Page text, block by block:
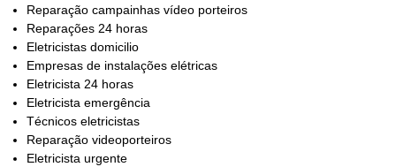
Reparação campainhas vídeo porteiros
Reparações 24 horas
Eletricistas domicilio
Empresas de instalações elétricas
Eletricista 24 horas
Eletricista emergência
Técnicos eletricistas
Reparação videoporteiros
Eletricista urgente